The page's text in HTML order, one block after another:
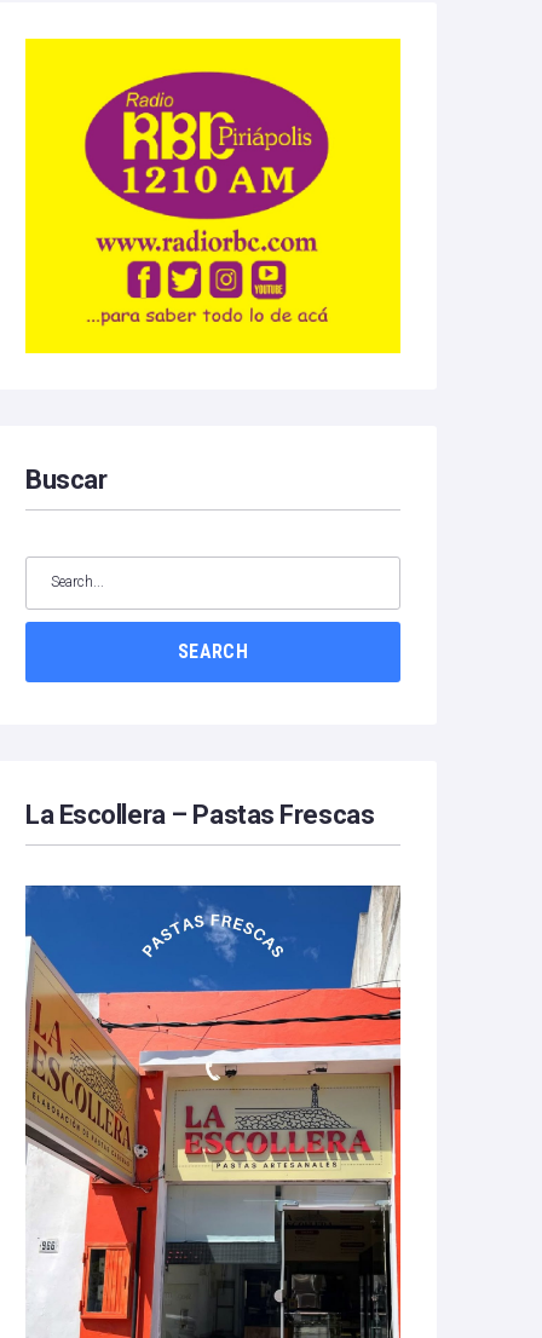
Buscar
SEARCH
La Escollera – Pastas Frescas